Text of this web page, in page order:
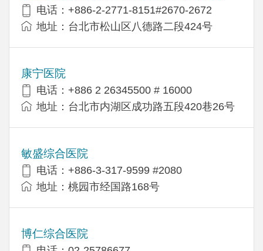
电话：+886-2-2771-8151#2670-2672
地址：台北市松山区八德路二段424号
康宁医院
电话：+886 2 26345500 # 16000
地址：台北市内湖区成功路五段420巷26号
敏盛综合医院
电话：+886-3-317-9599 #2080
地址：桃园市经国路168号
博仁综合医院